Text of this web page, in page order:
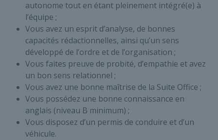
autonome tout en étant pleinement intégré(e) à
l’équipe ;
Vous avez un esprit d’analyse, de bonnes
capacités rédactionnelles, ainsi qu’un sens
développé de l’ordre et de l’organisation ;
Vous faites preuve de probité, d’empathie et avez
un bon sens relationnel ;
Vous avez une bonne maîtrise de la Suite Office ;
Vous possédez une bonne connaissance en
anglais (niveau B minimum) ;
Vous disposez d’un permis de conduire et d’un
véhicule.